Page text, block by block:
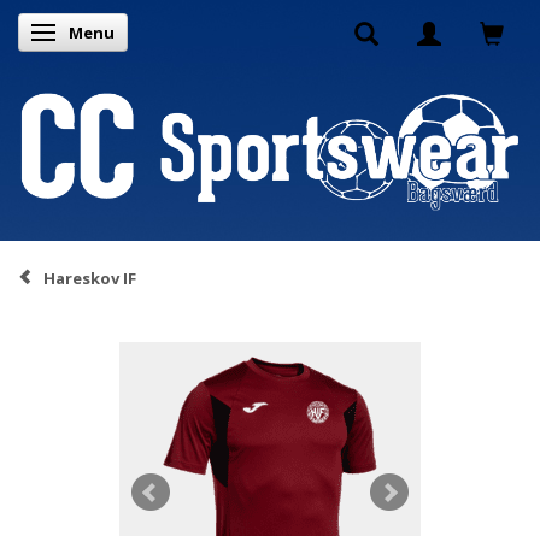
Skifte navigation
Menu
Hareskov IF